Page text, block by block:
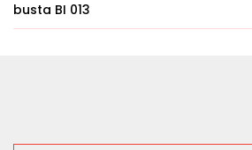
busta BI 013